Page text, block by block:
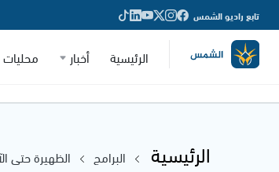
تابع راديو الشمس
الرئيسية أخبار محليات
الرئيسية البرامج الظهيرة حتى